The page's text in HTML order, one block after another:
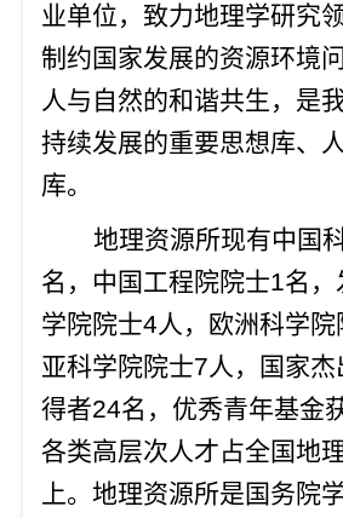
业单位，致力地理学研究
制约国家发展的资源环境
人与自然的和谐共生，是
持续发展的重要思想库、
库。
地理资源所现有中国
名，中国工程院院士1名
学院院士4人，欧洲科学
亚科学院院士7人，
国家
得者24名，优秀青年基金
各类高层次人才占全国地
上。地理资源所是国务院